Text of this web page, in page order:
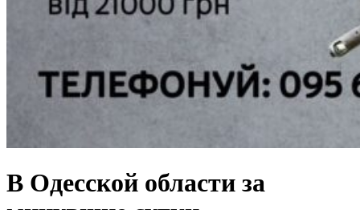
В Одесской области за